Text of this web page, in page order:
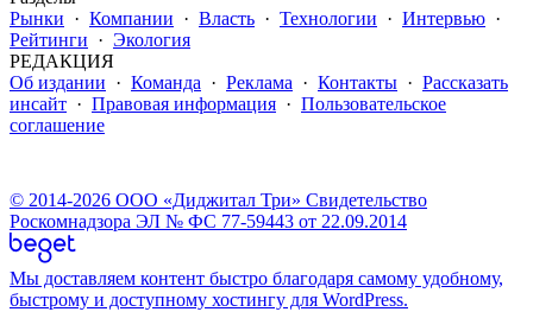
Рынки · Компании · Власть · Технологии · Интервью ·
Рейтинги · Экология
РЕДАКЦИЯ
Об издании · Команда · Реклама · Контакты · Рассказать
инсайт · Правовая информация · Пользовательское
соглашение
© 2014-2026 ООО «Диджитал Три» Свидетельство
Роскомнадзора ЭЛ № ФС 77-59443 от 22.09.2014
Мы доставляем контент быстро благодаря самому удобному,
быстрому и доступному хостингу для WordPress.